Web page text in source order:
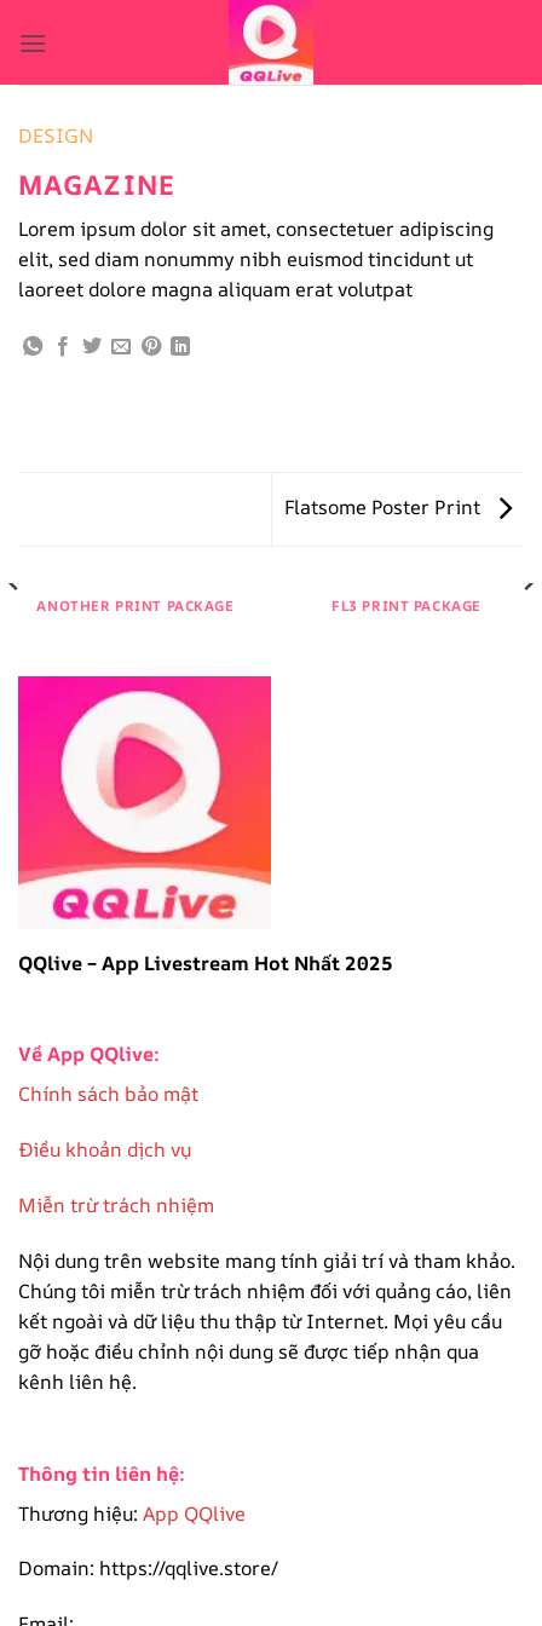
qua
DESIGN
MAGAZINE
Lorem ipsum dolor sit amet, consectetuer adipiscing
elit, sed diam nonummy nibh euismod tincidunt ut
laoreet dolore magna aliquam erat volutpat
Flatsome Poster Print
ANOTHER PRINT PACKAGE FL3 PRINT PACKAGE
QQlive – App Livestream Hot Nhất 2025
Về App QQlive:
Chính sách bảo mật
Điều khoản dịch vụ
Miễn trừ trách nhiệm
Nội dung trên website mang tính giải trí và tham khảo.
Chúng tôi miễn trừ trách nhiệm đối với quảng cáo, liên
kết ngoài và dữ liệu thu thập từ Internet. Mọi yêu cầu
gỡ hoặc điều chỉnh nội dung sẽ được tiếp nhận qua
kênh liên hệ.
Thông tin liên hệ:
Thương hiệu: App QQlive
Domain: https://qqlive.store/